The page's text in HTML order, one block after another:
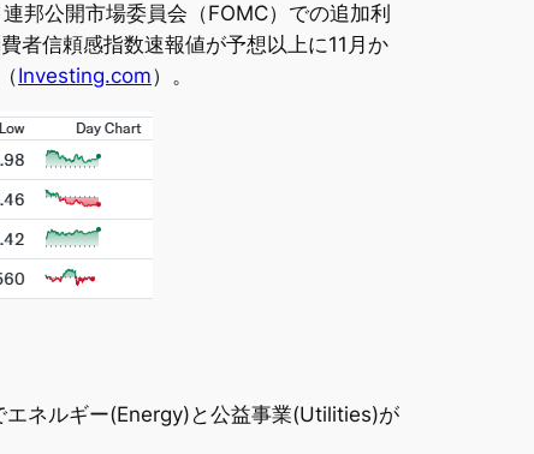
邦公開市場委員会（FOMC）での追加利
者信頼感指数速報値が予想以上に11月か
Investing.com）。
ネルギー(Energy)と公益事業(Utilities)が